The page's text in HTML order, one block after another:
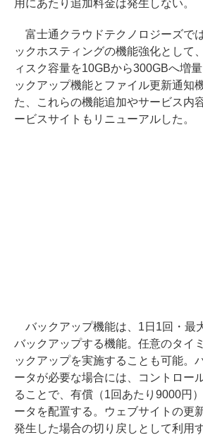
用にあたり追加料金は発生しない。
富士通クラウドテクノロジーズで
ックホスティングの機能強化として
ィスク容量を10GBから300GBへ増
ックアップ機能とファイル更新通知
た、これらの機能追加やサービス内
ービスサイトもリニューアルした。
バックアップ機能は、1日1回・最
バックアップする機能。任意のタイ
ックアップを実施することも可能。
ータが必要な場合には、コントロー
ることで、有償（1回あたり9000円
ータを配置する。ウェブサイトの更
発生した場合の切り戻しとして利用